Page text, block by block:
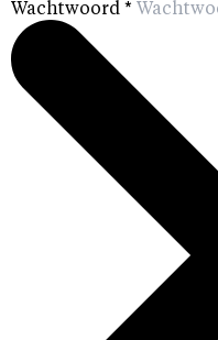
Wachtwoord *